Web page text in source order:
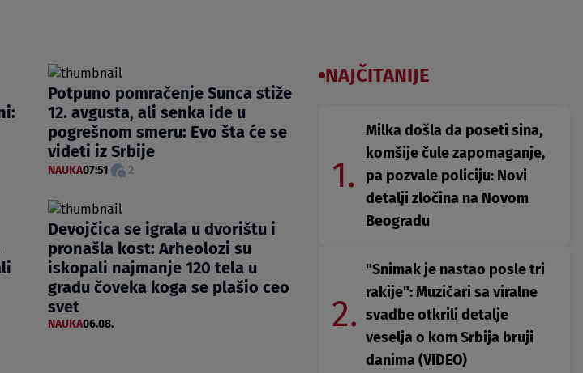
Potpuno pomračenje Sunca stiže
12. avgusta, ali senka ide u
pogrešnom smeru: Evo šta će se
videti iz Srbije
NAUKA07:51 2
Devojčica se igrala u dvorištu i
pronašla kost: Arheolozi su
iskopali najmanje 120 tela u
gradu čoveka koga se plašio ceo
svet
NAUKA06.08.
NAJČITANIJE
1.
Milka došla da poseti sina,
komšije čule zapomaganje,
pa pozvale policiju: Novi
detalji zločina na Novom
Beogradu
2.
"Snimak je nastao posle tri
rakije": Muzičari sa viralne
svadbe otkrili detalje
veselja o kom Srbija bruji
danima (VIDEO)